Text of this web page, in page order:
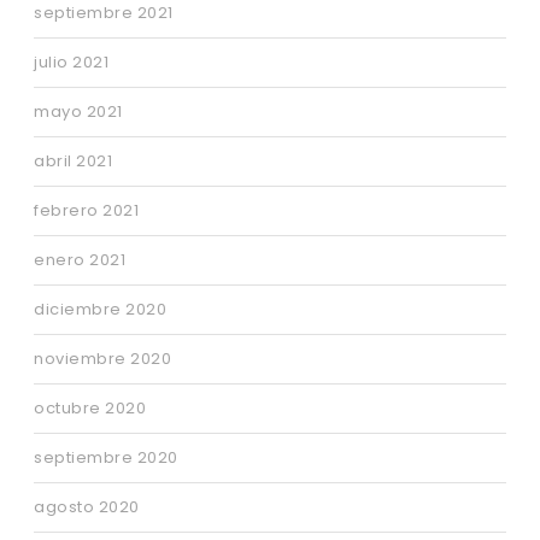
septiembre 2021
julio 2021
mayo 2021
abril 2021
febrero 2021
enero 2021
diciembre 2020
noviembre 2020
octubre 2020
septiembre 2020
agosto 2020